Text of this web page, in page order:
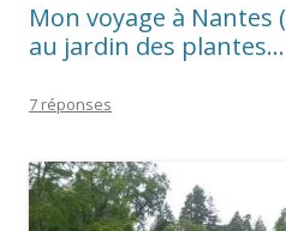
Mon voyage à Nantes
au jardin des plantes…
7 réponses